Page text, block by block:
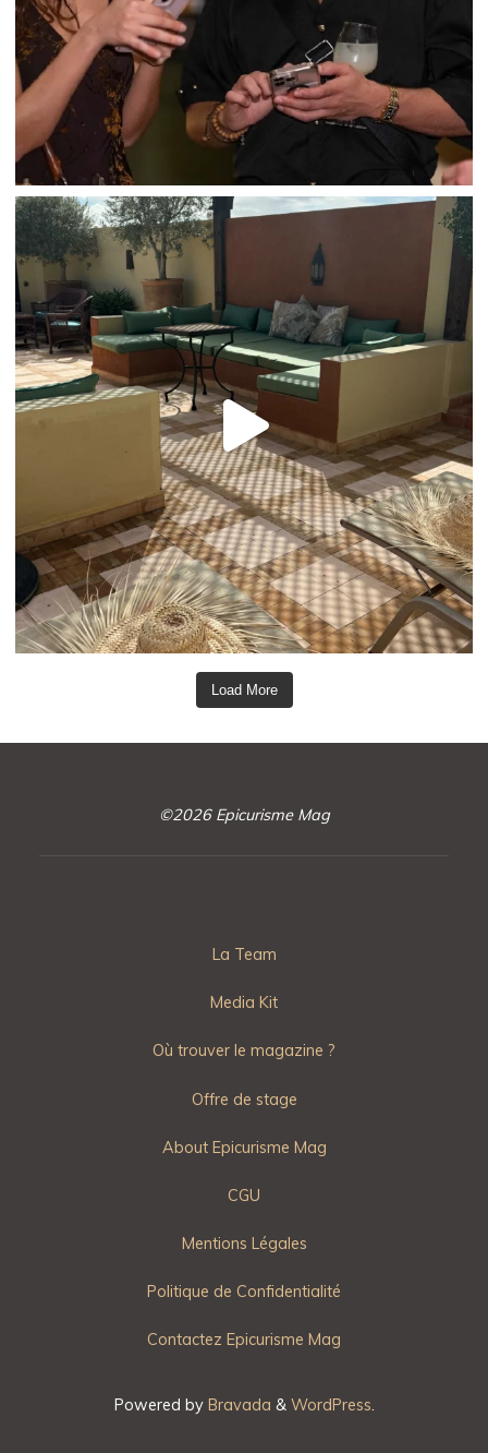
Load More
©2026 Epicurisme Mag
La Team
Media Kit
Où trouver le magazine ?
Offre de stage
About Epicurisme Mag
CGU
Mentions Légales
Politique de Confidentialité
Contactez Epicurisme Mag
Powered byBravada & WordPress.